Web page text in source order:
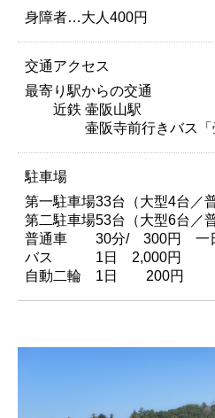
身障者…大人400円
交通アクセス
最寄り駅からの交通
近鉄 壷阪山駅
壷阪寺前行きバス「壷
駐車場
第一駐車場33台（大型4台／
第二駐車場53台（大型6台／
普通車 30分/ 300円 一日
バス 1日 2,000円
自動二輪 1日 200円